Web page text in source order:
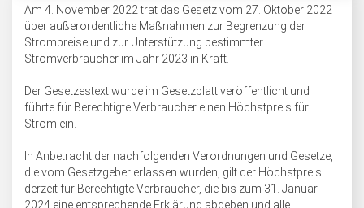
Am 4. November 2022 trat das Gesetz vom 27. Oktober 2022
über außerordentliche Maßnahmen zur Begrenzung der
Strompreise und zur Unterstützung bestimmter
Stromverbraucher im Jahr 2023 in Kraft.
Der Gesetzestext wurde im Gesetzblatt veröffentlicht und
führte für Berechtigte Verbraucher einen Höchstpreis für
Strom ein.
In Anbetracht der nachfolgenden Verordnungen und Gesetze,
die vom Gesetzgeber erlassen wurden, gilt der Höchstpreis
derzeit für Berechtigte Verbraucher, die bis zum 31. Januar
2024 eine entsprechende Erklärung abgeben und alle